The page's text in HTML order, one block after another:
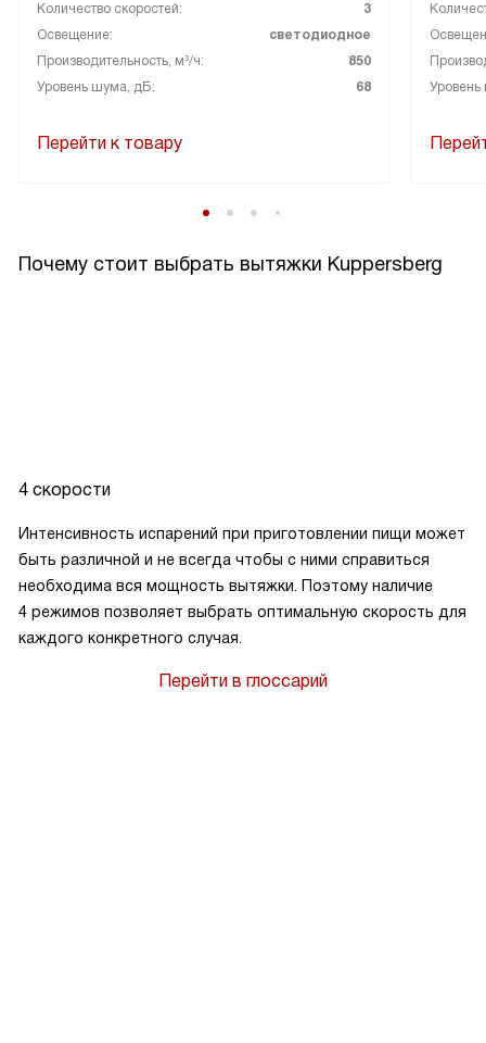
Количество скоростей:
3
Освещение:
светодиодное
Производительность, м³/ч:
850
Уровень шума, дБ:
68
Перейти к товару
Почему стоит выбрать вытяжки Kuppersberg
4 скорости
Интенсивность испарений при приготовлении пищи может
быть различной и не всегда чтобы с ними справиться
необходима вся мощность вытяжки. Поэтому наличие
4 режимов позволяет выбрать оптимальную скорость для
каждого конкретного случая.
Перейти в глоссарий